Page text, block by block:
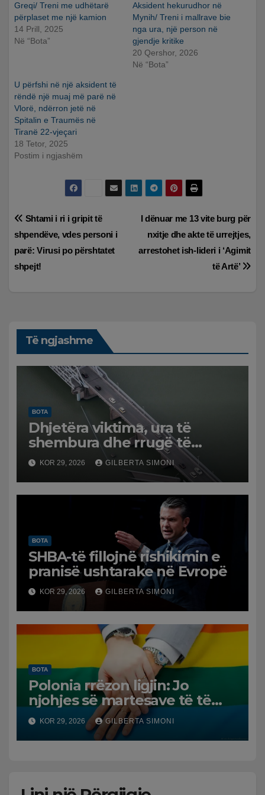
Greqi/ Treni me udhëtarë
përplaset me një kamion
14 Prill, 2025
Në “Bota”
Aksident hekurudhor në
Mynih/ Treni i mallrave bie
nga ura, një person në
gjendje kritike
20 Qershor, 2026
Në “Bota”
U përfshi në një aksident të
rëndë një muaj më parë në
Vlorë, ndërron jetë në
Spitalin e Traumës në
Tiranë 22-vjeçari
18 Tetor, 2025
Postim i ngjashëm
Lëvizje
te
postimet
I dënuar me 13 vite burg për
nxitje dhe akte të urrejtjes,
arrestohet ish-lideri i ‘Agimit
të Artë’
Shtami i ri i gripit të
shpendëve, vdes personi i
parë: Virusi po përshtatet
shpejt!
Të ngjashme
BOTA
Dhjetëra viktima, ura të
shembura dhe rrugë të
dëmtuara! Japonia goditet
nga tërmeti i fuqishëm,
qindra mijëra të evakuuar
KOR 29, 2026 GILBERTA SIMONI
BOTA
SHBA-të fillojnë rishikimin e
pranisë ushtarake në Evropë
KOR 29, 2026 GILBERTA SIMONI
BOTA
Polonia rrëzon ligjin: Jo
njohjes së martesave të të
njëjtit seks
KOR 29, 2026 GILBERTA SIMONI